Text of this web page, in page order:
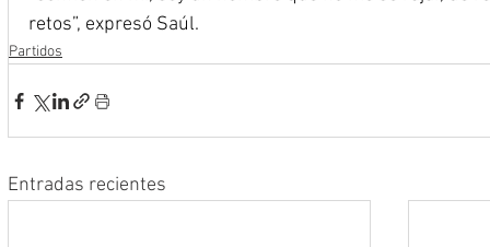
retos”, expresó Saúl.
Partidos
Entradas recientes